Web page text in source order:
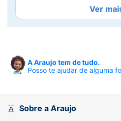
O
Dersani Hidrogel deve
profissional da saúde
profissional quanto do
bem.3. Aplicar o Dersani
Ver
A Araujo tem de tudo.
Posso te ajudar de alguma
Sobre a Araujo